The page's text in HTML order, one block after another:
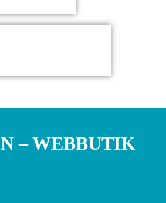
– WEBBUTIK